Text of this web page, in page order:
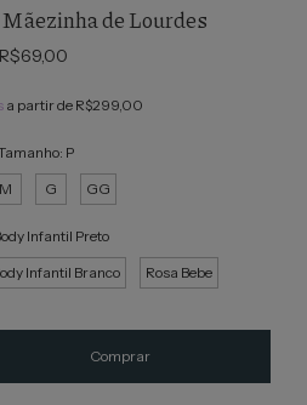
de Lourdes
R$69,00
a partir de R$299,00
P
M G GG
Infantil Preto
Infantil Branco Rosa Bebe